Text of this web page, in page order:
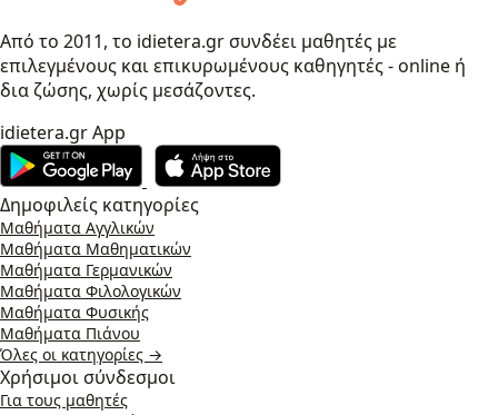
Από το 2011, το idietera.gr συνδέει μαθητές με
επιλεγμένους και επικυρωμένους καθηγητές - online ή
δια ζώσης, χωρίς μεσάζοντες.
idietera.gr App
Δημοφιλείς κατηγορίες
Μαθήματα Αγγλικών
Μαθήματα Μαθηματικών
Μαθήματα Γερμανικών
Μαθήματα Φιλολογικών
Μαθήματα Φυσικής
Μαθήματα Πιάνου
Όλες οι κατηγορίες →
Χρήσιμοι σύνδεσμοι
Για τους μαθητές